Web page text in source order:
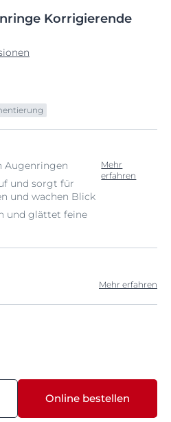
Korrigierende
Augenringen
und sorgt für
und wachen Blick
und glättet feine
Mehr
erfahren
Mehr erfahren
Online bestellen